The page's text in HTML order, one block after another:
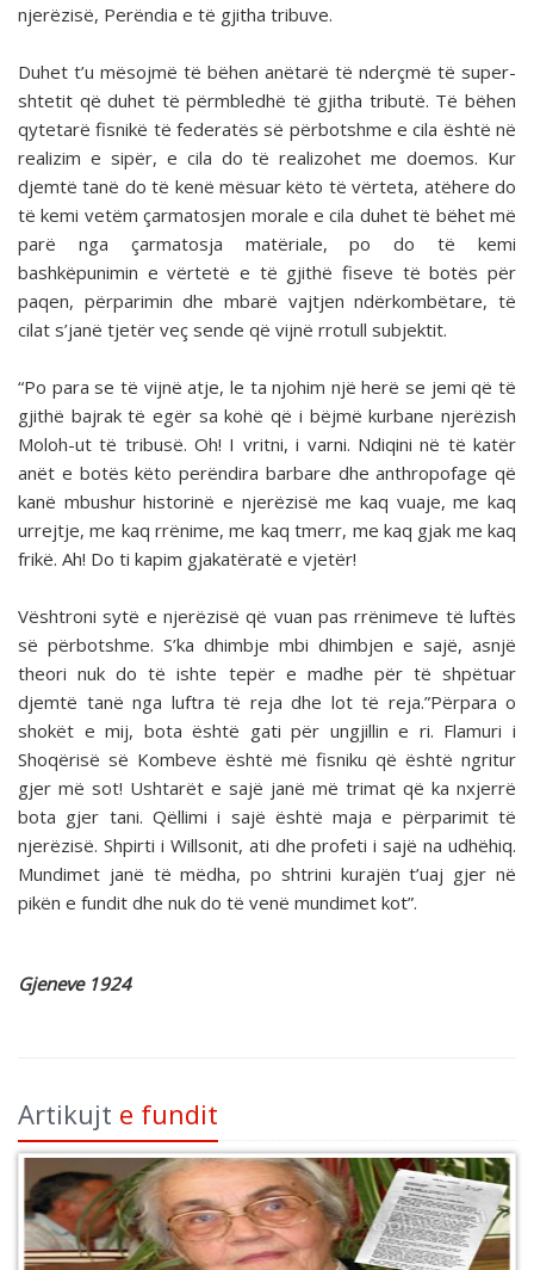
njerëzisë, Perëndia e të gjitha tribuve.
Duhet t’u mësojmë të bëhen anëtarë të nderçmë të super-
shtetit që duhet të përmbledhë të gjitha tributë. Të bëhen
qytetarë fisnikë të federatës së përbotshme e cila është në
realizim e sipër, e cila do të realizohet me doemos. Kur
djemtë tanë do të kenë mësuar këto të vërteta, atëhere do
të kemi vetëm çarmatosjen morale e cila duhet të bëhet më
parë nga çarmatosja matëriale, po do të kemi
bashkëpunimin e vërtetë e të gjithë fiseve të botës për
paqen, përparimin dhe mbarë vajtjen ndërkombëtare, të
cilat s’janë tjetër veç sende që vijnë rrotull subjektit.
“Po para se të vijnë atje, le ta njohim një herë se jemi që të
gjithë bajrak të egër sa kohë që i bëjmë kurbane njerëzish
Moloh-ut të tribusë. Oh! I vritni, i varni. Ndiqini në të katër
anët e botës këto perëndira barbare dhe anthropofage që
kanë mbushur historinë e njerëzisë me kaq vuaje, me kaq
urrejtje, me kaq rrënime, me kaq tmerr, me kaq gjak me kaq
frikë. Ah! Do ti kapim gjakatëratë e vjetër!
Vështroni sytë e njerëzisë që vuan pas rrënimeve të luftës
së përbotshme. S’ka dhimbje mbi dhimbjen e sajë, asnjë
theori nuk do të ishte tepër e madhe për të shpëtuar
djemtë tanë nga luftra të reja dhe lot të reja.”Përpara o
shokët e mij, bota është gati për ungjillin e ri. Flamuri i
Shoqërisë së Kombeve është më fisniku që është ngritur
gjer më sot! Ushtarët e sajë janë më trimat që ka nxjerrë
bota gjer tani. Qëllimi i sajë është maja e përparimit të
njerëzisë. Shpirti i Willsonit, ati dhe profeti i sajë na udhëhiq.
Mundimet janë të mëdha, po shtrini kurajën t’uaj gjer në
pikën e fundit dhe nuk do të venë mundimet kot”.
Gjeneve 1924
Artikujt e fundit